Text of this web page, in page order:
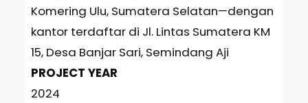
Komering Ulu, Sumatera Selatan—dengan
kantor terdaftar di Jl. Lintas Sumatera KM
15, Desa Banjar Sari, Semindang Aji
PROJECT YEAR
2024